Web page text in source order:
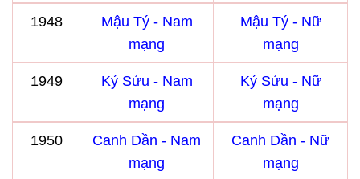
1948
Mậu Tý - Nam
mạng
Mậu Tý - Nữ
mạng
1949
Kỷ Sửu - Nam
mạng
Kỷ Sửu - Nữ
mạng
1950
Canh Dần - Nam
mạng
Canh Dần - Nữ
mạng